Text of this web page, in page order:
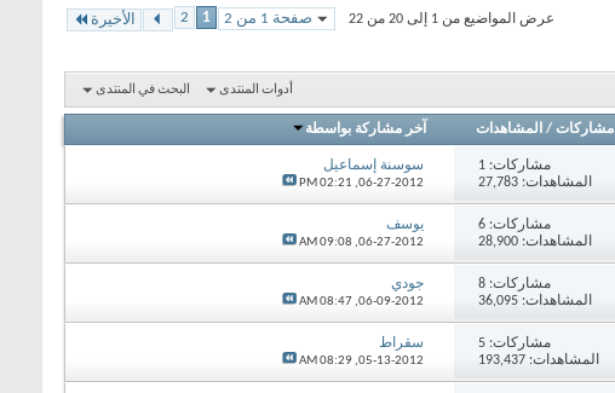
صفحة 1 من 2 1
2 الأخيرة عرض المواضيع من 1 إلى 20 من 22
أدوات المنتدى البحث في المنتدى
مشاركات / المشاهدات آخر مشاركة بواسطة
مشاركات:1
المشاهدات: 27,783
سوسنة إسماعيل
06-27-2012,
02:21 PM
مشاركات:6
المشاهدات: 28,900
يوسف
06-27-2012,
09:08 AM
مشاركات:8
المشاهدات: 36,095
جودي
06-09-2012,
08:47 AM
مشاركات:5
المشاهدات: 193,437
سقراط
05-13-2012,
08:29 AM